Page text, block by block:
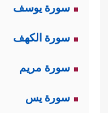
سورة يوسف
سورة الكهف
سورة مريم
سورة يس